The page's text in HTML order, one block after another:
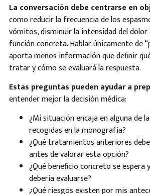
La conversación debe centrarse en
como reducir la frecuencia de los
vómitos, disminuir la intensidad del
función concreta. Hablar únicamente de
aporta menos información que definir
tratar y cómo se evaluará la respuesta.
Estas preguntas pueden ayudar a
entender mejor la decisión médica:
¿Mi situación encaja en alguna de
recogidas en la monografía?
¿Qué tratamientos anteriores
antes de valorar esta opción?
¿Qué beneficio concreto se
debería evaluarse?
¿Qué riesgos existen por mis